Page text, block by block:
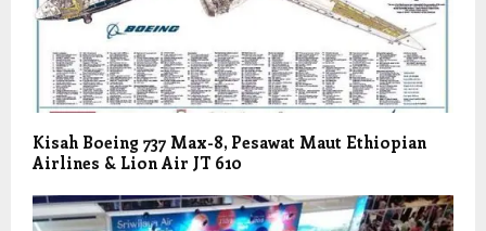
Kisah Boeing 737 Max-8, Pesawat Maut Ethiopian
Airlines & Lion Air JT 610